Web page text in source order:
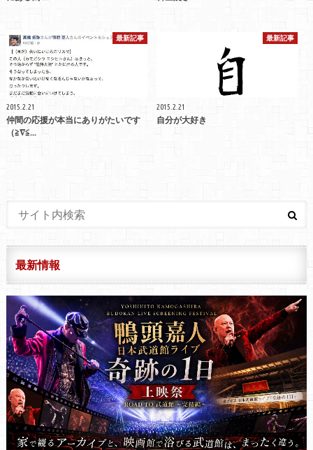
最新記事
2015.2.21
仲間の応援が本当にありがたいです
（≧∇≦...
最新記事
2015.2.21
自分が大好き
最新情報